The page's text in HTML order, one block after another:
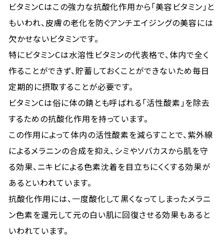
ビタミンCはこの強力な抗酸化作用から「美容ビタミン」と
もいわれ、皮膚の老化を防ぐアンチエイジングの美容には
欠かせないビタミンです。
特にビタミンCは水溶性ビタミンの代表格で、体内で全く
作ることができず、貯蓄しておくことができないため毎日
定期的に摂取することが必要です。
ビタミンCは俗に体の錆とも呼ばれる「活性酸素」を除去
するための抗酸化作用を持っています。
この作用によって体内の活性酸素を減らすことで、紫外線
によるメラニンの合成を抑え、シミやソバカスから肌を守
る効果、ニキビによる色素沈着を目立ちにくくする効果が
あるといわれています。
抗酸化作用には、一度酸化して黒くなってしまったメラニ
ン色素を還元して元の白い肌に回復させる効果もあると
いわれています。